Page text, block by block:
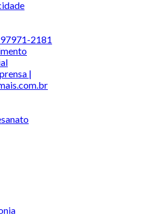
2181
|